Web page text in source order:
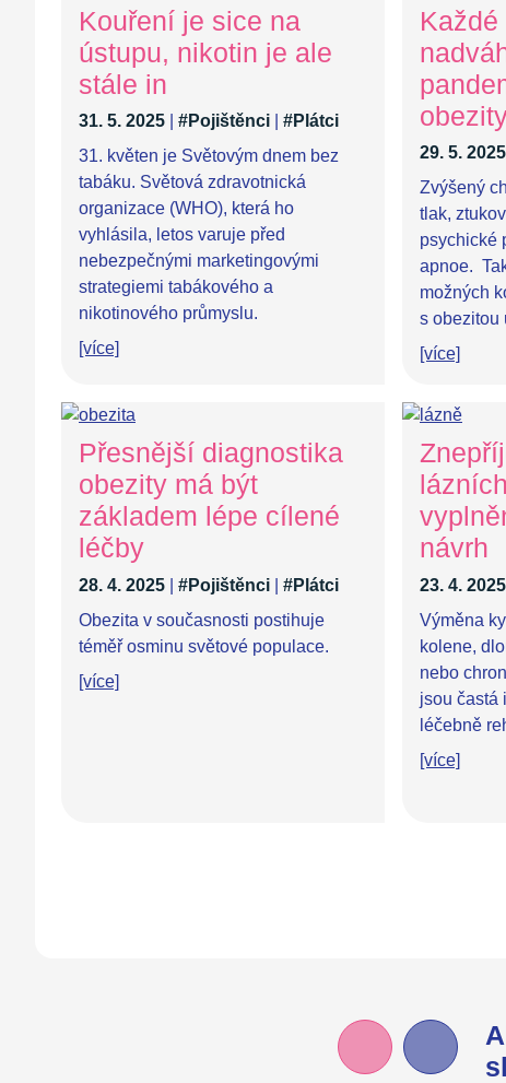
Kouření je sice na
ústupu, nikotin je ale
stále in
31. 5. 2025 #Pojištěnci
#Plátci
31. květen je Světovým dnem bez
tabáku. Světová zdravotnická
organizace (WHO), která ho
vyhlásila, letos varuje před
nebezpečnými marketingovými
strategiemi tabákového a
nikotinového průmyslu.
[více]
29. 5. 2025
Zvýšený
tlak,
psychické
apnoe.
možných
s obezitou
[více]
Přesnější diagnostika
obezity má být
základem lépe cílené
léčby
28. 4. 2025 #Pojištěnci
#Plátci
Obezita v současnosti postihuje
téměř osminu světové populace.
[více]
návrh
23. 4. 2025
Výměna
kolene,
nebo
jsou častá
léčebně
[více]